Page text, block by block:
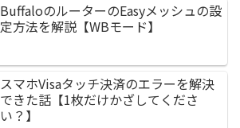
BuffaloのルーターのEasyメッシュの設
定方法を解説【WBモード】
スマホVisaタッチ決済のエラーを解決
できた話【1枚だけかざしてくださ
い？】